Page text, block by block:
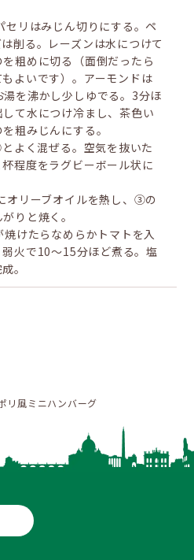
リはみじん切りにする。ペ
削る。レーズンは水につけて
粗めに切る（面倒だったら
よいです）。アーモンドは
湯を沸かし少しゆでる。3分ほ
して水につけ冷まし、茶色い
粗みじんにする。
よく混ぜる。空気を抜いた
程度をラグビーボール状に
リーブオイルを熱し、③の
りと焼く。
けたらなめらかトマトを入
火で10～15分ほど煮る。塩
。
リ風ミニハンバーグ